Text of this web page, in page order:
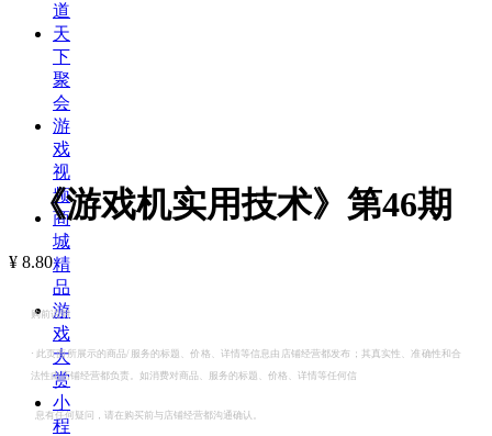
道
天
下
聚
会
游
戏
视
频
商
城
精
品
游
戏
大
赏
小
程
《游戏机实用技术》第46期
¥ 8.80
购前说明
· 此页面所展示的商品/服务的标题、价格、详情等信息由店铺经营都发布；其真实性、准确性和合
法性由店铺经营都负责。如消费对商品、服务的标题、价格、详情等任何信
息有任何疑问，请在购买前与店铺经营都沟通确认。